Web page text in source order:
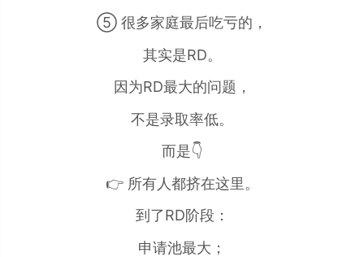
⑤ 很多家庭最后吃亏的，
其实是RD。
因为RD最大的问题，
不是录取率低。
而是👇
👉 所有人都挤在这里。
到了RD阶段：
申请池最大；